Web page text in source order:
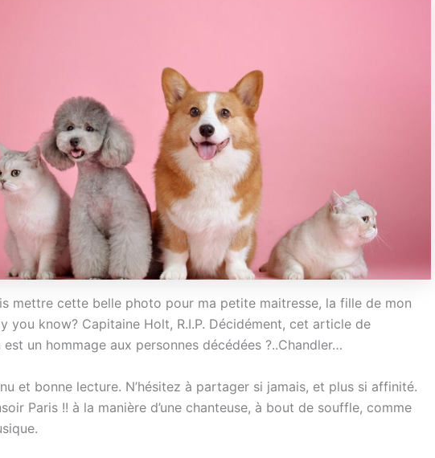
mettre cette belle photo pour ma petite maitresse, la fille de mon
you know? Capitaine Holt, R.I.P. Décidément, cet article de
un hommage aux personnes décédées ?..Chandler…
et bonne lecture. N’hésitez à partager si jamais, et plus si affinité.
Paris !! à la manière d’une chanteuse, à bout de souffle, comme